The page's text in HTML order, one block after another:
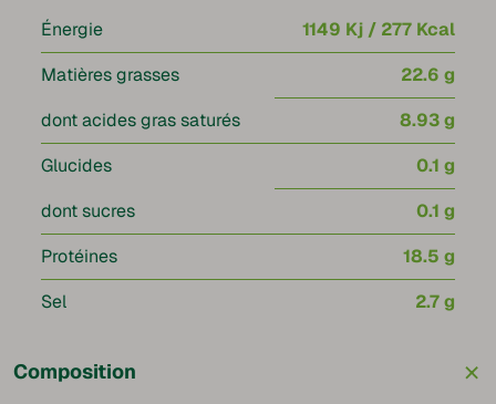
Énergie
1149 Kj / 277 Kcal
Matières grasses
22.6 g
dont acides gras saturés
8.93 g
Glucides
0.1 g
dont sucres
0.1 g
Protéines
18.5 g
Sel
2.7 g
Composition +